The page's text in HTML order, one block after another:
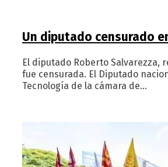
Un diputado censurado
El diputado Roberto Salvarezza,
fue censurada. El Diputado
Tecnología de la cámara de…